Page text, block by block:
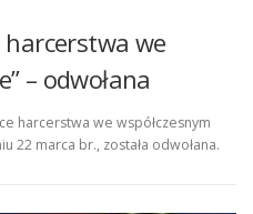
harcerstwa we
– odwołana
harcerstwa we współczesnym
22 marca br., została odwołana.